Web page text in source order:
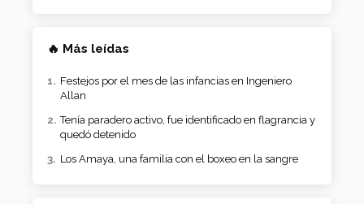
🔥 Más leídas
Festejos por el mes de las infancias en Ingeniero
Allan
Tenía paradero activo, fue identificado en flagrancia y
quedó detenido
Los Amaya, una familia con el boxeo en la sangre